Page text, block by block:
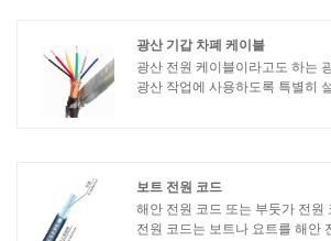
광산 기갑 차폐 케이블
광산 전원 케이블이라고도 하는
광산 작업에 사용하도록 특별히
보트 전원 코드
해안 전원 코드 또는 부둣가 전원
전원 코드는 보트나 요트를 해안